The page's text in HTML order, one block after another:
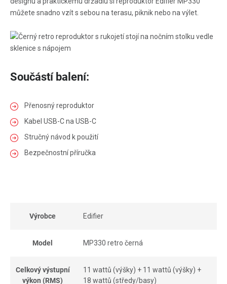
můžete snadno vzít s sebou na terasu, piknik nebo na výlet.
Součástí balení:
Přenosný reproduktor
Kabel USB-C na USB-C
Stručný návod k použití
Bezpečnostní příručka
Výrobce Edifier
Model MP330 retro černá
Celkový výstupní
výkon (RMS)
11 wattů (výšky) + 11 wattů (výšky) +
18 wattů (středy/basy)